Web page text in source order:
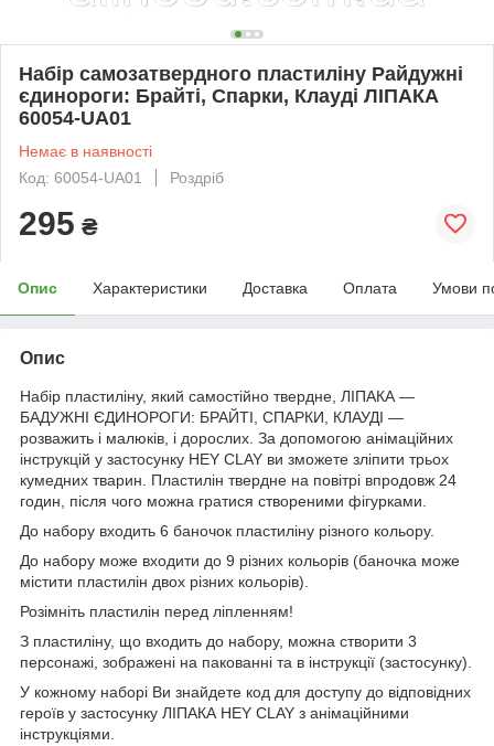
Набір самозатвердного пластиліну Райдужні
єдинороги: Брайті, Спарки, Клауді ЛІПАКА
60054-UA01
Немає в наявності
Код: 60054-UA01
Роздріб
295 ₴
Опис Характеристики Доставка Оплата Умови
Опис
Набір пластиліну, який самостійно твердне, ЛІПАКА —
БАДУЖНІ ЄДИНОРОГИ: БРАЙТІ, СПАРКИ, КЛАУДІ —
розважить і малюків, і дорослих. За допомогою анімаційних
інструкцій у застосунку HEY CLAY ви зможете зліпити трьох
кумедних тварин. Пластилін твердне на повітрі впродовж 24
годин, після чого можна гратися створеними фігурками.
До набору входить 6 баночок пластиліну різного кольору.
До набору може входити до 9 різних кольорів (баночка може
містити пластилін двох різних кольорів).
Розімніть пластилін перед ліпленням!
З пластиліну, що входить до набору, можна створити 3
персонажі, зображені на пакованні та в інструкції (застосунку).
У кожному наборі Ви знайдете код для доступу до відповідних
героїв у застосунку ЛІПАКА HEY CLAY з анімаційними
інструкціями.